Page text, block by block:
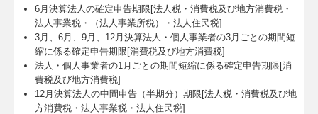
6月決算法人の確定申告期限[法人税・消費税及び地方消費税・
法人事業税・（法人事業所税）・法人住民税]
3月、6月、9月、12月決算法人・個人事業者の3月ごとの期間短
縮に係る確定申告期限[消費税及び地方消費税]
法人・個人事業者の1月ごとの期間短縮に係る確定申告期限[消
費税及び地方消費税]
12月決算法人の中間申告（半期分）期限[法人税・消費税及び地
方消費税・法人事業税・法人住民税]